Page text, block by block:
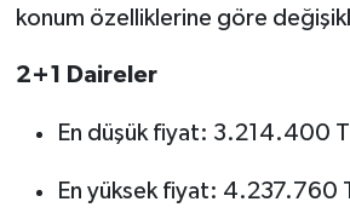
konum özelliklerine göre
2+1 Daireler
En düşük fiyat: 3.214.400
En yüksek fiyat: 4.237.760